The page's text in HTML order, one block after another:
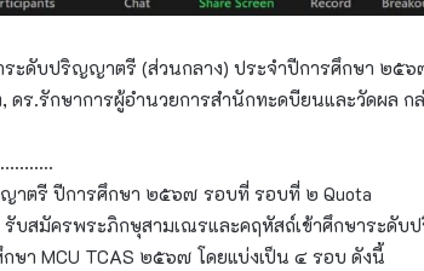
ระดับปริญญาตรี (ส่วนกลาง) ประจำปีการศึกษา ๒๕
ร.รักษาการผู้อำนวยการสำนักทะดบียนและวัดผล
าตรี ปีการศึกษา ๒๕๖๗ รอบที่ รอบที่ ๒ Quota
รับสมัครพระภิกษุสามเณรและคฤหัสถ์เข้าศึกษาระ
ษา MCU TCAS ๒๕๖๗ โดยแบ่งเป็น ๔ รอบ ดังนี้